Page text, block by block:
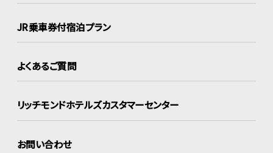
JR乗車券付宿泊プラン
よくあるご質問
リッチモンドホテルズカスタマーセンター
お問い合わせ